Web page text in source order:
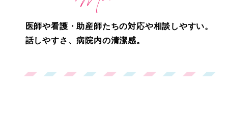
医師や看護・助産師たちの対応や相談しやすい。
話しやすさ、病院内の清潔感。